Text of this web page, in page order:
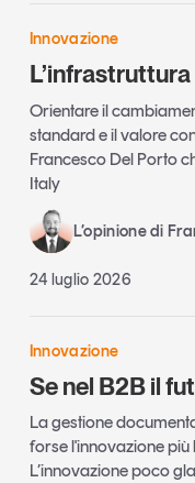
Innovazione
Orientare il
standard e il valore
Francesco Del Porto
Italy
L’opinione di
24 luglio 2026
Innovazione
Se nel B2B il
La gestione
forse l'innovazione
L’innovazione poco